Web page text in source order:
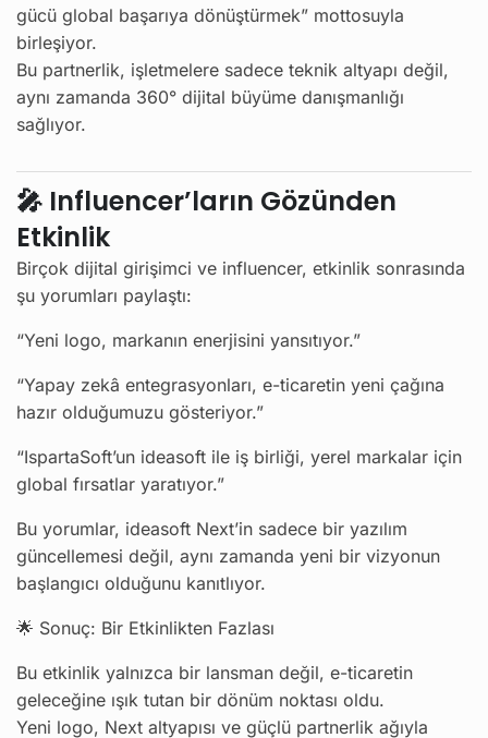
gücü global başarıya dönüştürmek” mottosuyla
birleşiyor.
Bu partnerlik, işletmelere sadece teknik altyapı değil,
aynı zamanda 360° dijital büyüme danışmanlığı
sağlıyor.
🎤 Influencer’ların Gözünden
Etkinlik
Birçok dijital girişimci ve influencer, etkinlik sonrasında
şu yorumları paylaştı:
“Yeni logo, markanın enerjisini yansıtıyor.”
“Yapay zekâ entegrasyonları, e-ticaretin yeni çağına
hazır olduğumuzu gösteriyor.”
“IspartaSoft’un ideasoft ile iş birliği, yerel markalar için
global fırsatlar yaratıyor.”
Bu yorumlar, ideasoft Next’in sadece bir yazılım
güncellemesi değil, aynı zamanda yeni bir vizyonun
başlangıcı olduğunu kanıtlıyor.
🌟 Sonuç: Bir Etkinlikten Fazlası
Bu etkinlik yalnızca bir lansman değil, e-ticaretin
geleceğine ışık tutan bir dönüm noktası oldu.
Yeni logo, Next altyapısı ve güçlü partnerlik ağıyla